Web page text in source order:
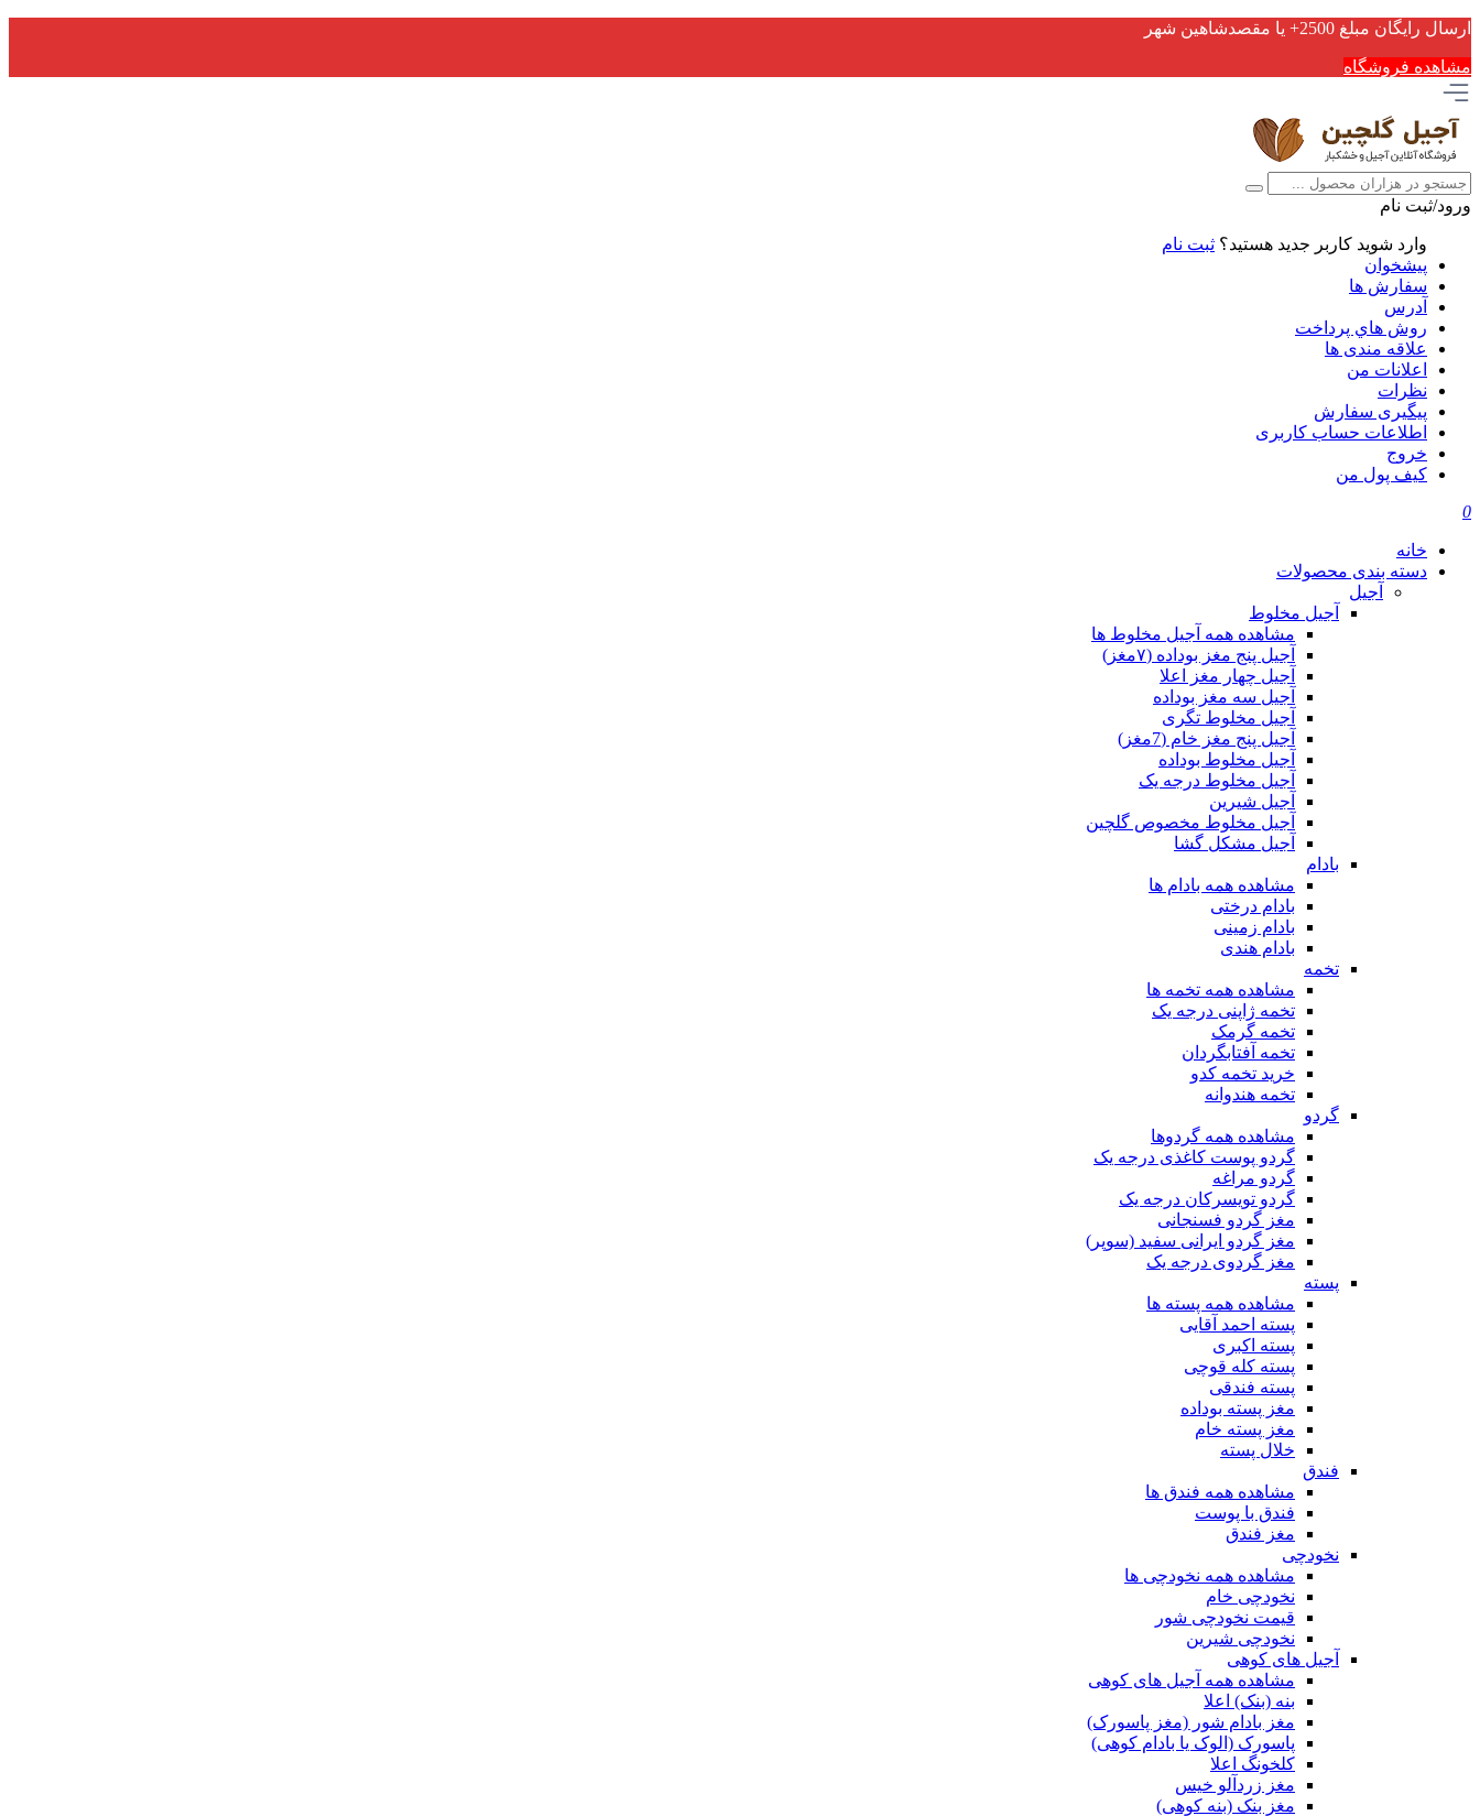
ارسال رایگان مبلغ 2500+ یا مقصدشاهین شهر
مشاهده فروشگاه
ورود/ثبت نام
وارد شوید کاربر جدید هستید؟ ثبت نام
پیشخوان
سفارش ها
آدرس
روش هاي پرداخت
علاقه مندی ها
اعلانات من
نظرات
پیگیری سفارش
اطلاعات حساب كاربری
خروج
کیف پول من
0
خانه
دسته بندی محصولات
آجیل
آجیل مخلوط
مشاهده همه آجیل مخلوط ها
آجیل پنج مغز بوداده (۷مغز)
آجیل چهار مغز اعلا
آجیل سه مغز بوداده
آجیل مخلوط تگری
آجیل پنج مغز خام (7مغز)
آجیل مخلوط بوداده
آجیل مخلوط درجه یک
آجیل شیرین
آجیل مخلوط مخصوص گلچین
آجیل مشکل گشا
بادام
مشاهده همه بادام ها
بادام درختی
بادام زمینی
بادام هندی
تخمه
مشاهده همه تخمه ها
تخمه ژاپنی درجه یک
تخمه گرمک
تخمه آفتابگردان
خرید تخمه کدو
تخمه هندوانه
گردو
مشاهده همه گردوها
گردو پوست کاغذی درجه یک
گردو مراغه
گردو تویسرکان درجه یک
مغز گردو فسنجانی
مغز گردو ایرانی سفید (سوپر)
مغز گردوی درجه یک
پسته
مشاهده همه پسته ها
پسته احمد آقایی
پسته اکبری
پسته کله قوچی
پسته فندقی
مغز پسته بوداده
مغز پسته خام
خلال پسته
فندق
مشاهده همه فندق ها
فندق با پوست
مغز فندق
نخودچی
مشاهده همه نخودچی ها
نخودچی خام
قیمت نخودچی شور
نخودچی شیرین
آجیل های کوهی
مشاهده همه آجیل های کوهی
بنه (بنک) اعلا
مغز بادام شور (مغز پاسورک)
پاسورک (الوک یا بادام کوهی)
کلخونگ اعلا
مغز زردآلو خیس
مغز بنک (بنه کوهی)